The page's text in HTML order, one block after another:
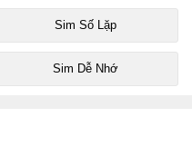
Sim Số Lặp
Sim Dễ Nhớ